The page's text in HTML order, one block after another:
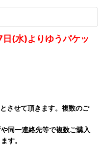
(水)よりゆうパケッ
させて頂きます。複数のご
同一連絡先等で複数ご購入
す。